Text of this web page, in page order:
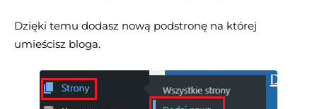
Dzięki temu dodasz nową podstronę na której
umieścisz bloga.